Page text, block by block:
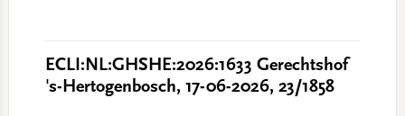
ECLI:NL:GHSHE:2026:1633 Gerechtshof
's-Hertogenbosch, 17-06-2026, 23/1858